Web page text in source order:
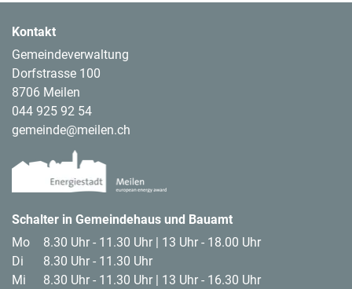
Kontakt
Gemeindeverwaltung
Dorfstrasse 100
8706 Meilen
044 925 92 54
gemeinde@meilen.ch
Footer Logos
Schalter in Gemeindehaus und Bauamt
Mo
8.30 Uhr - 11.30 Uhr | 13 Uhr - 18.00 Uhr
Di
8.30 Uhr - 11.30 Uhr
Mi
8.30 Uhr - 11.30 Uhr | 13 Uhr - 16.30 Uhr